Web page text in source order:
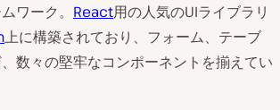
ワーク。 React用の人気のUIライブラリ
上に構築されており、フォーム、テーブ
数々の堅牢なコンポーネントを揃えてい